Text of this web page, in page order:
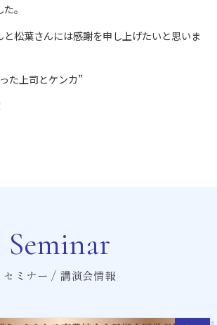
。
と松葉さんには感謝を申し上げたいと思いま
た上司とケンカ”
Seminar
セミナー / 講演会情報